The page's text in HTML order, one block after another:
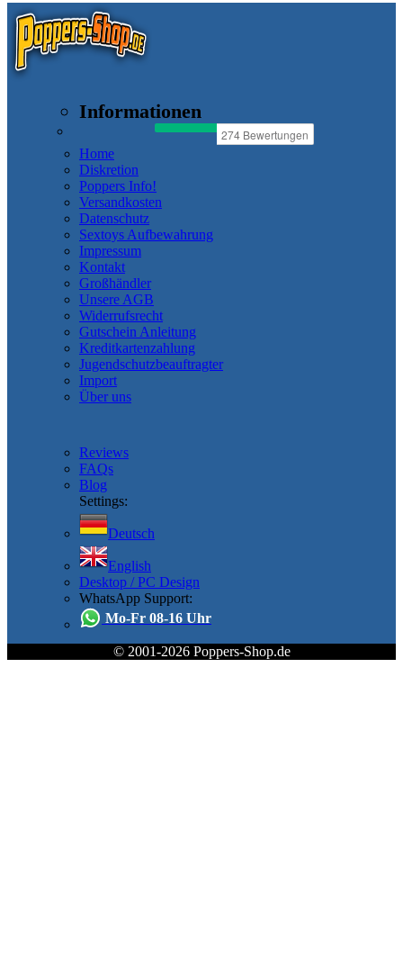
Informationen
Home
Diskretion
Poppers Info!
Versandkosten
Datenschutz
Sextoys Aufbewahrung
Impressum
Kontakt
Großhändler
Unsere AGB
Widerrufsrecht
Gutschein Anleitung
Kreditkartenzahlung
Jugendschutzbeauftragter
Import
Über uns
Reviews
FAQs
Blog
Settings:
Deutsch
English
Desktop / PC Design
WhatsApp Support:
Mo-Fr 08-16 Uhr
© 2001-2026 Poppers-Shop.de